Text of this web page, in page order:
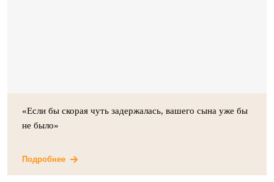
«Если бы скорая чуть задержалась, вашего сына уже бы
не было»
Подробнее